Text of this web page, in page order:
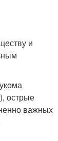
и
острые
важных